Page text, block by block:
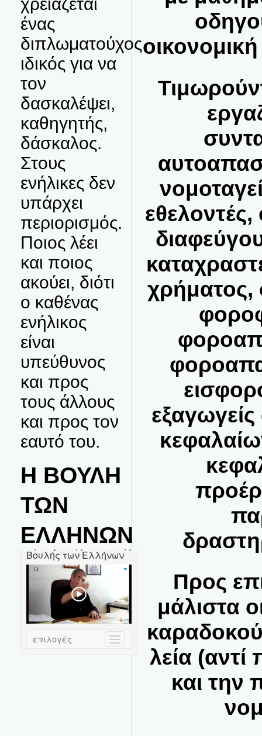
ένας
διπλωματούχος
ιδικός για να
τον
δασκαλέψει,
καθηγητής,
δάσκαλος.
Στους
ενήλικες δεν
υπάρχει
περιορισμός.
Ποιος λέει
και ποιος
ακούει, διότι
ο καθένας
ενήλικος
είναι
υπεύθυνος
και προς
τους άλλους
και προς τον
εαυτό του.
Η ΒΟΥΛΗ
ΤΩΝ
ΕΛΛΗΝΩΝ
εθελοντές,
χρήματος,
Προς
μάλιστα
λεία (αντί
και την